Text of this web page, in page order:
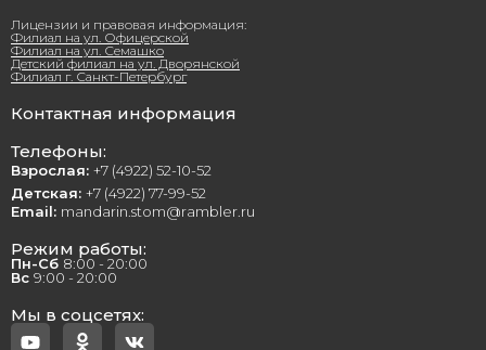
Лицензии и правовая информация:
Филиал на ул. Офицерской
Филиал на ул. Семашко
Детский филиал на ул. Дворянской
Филиал г. Санкт-Петербург
Контактная информация
Телефоны:
Взрослая: +7 (4922) 52-10-52
Детская: +7 (4922) 77-99-52
Email: mandarin.stom@rambler.ru
Режим работы:
Пн-Сб 8:00 - 20:00
Вс 9:00 - 20:00
Мы в соцсетях: